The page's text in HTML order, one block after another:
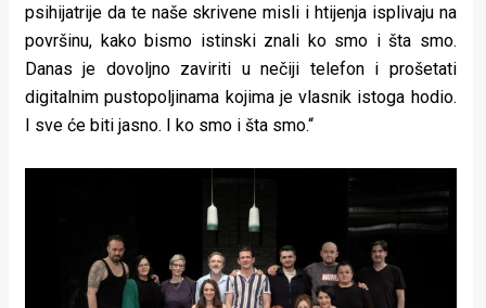
psihijatrije da te naše skrivene misli i htijenja isplivaju na
površinu, kako bismo istinski znali ko smo i šta smo.
Danas je dovoljno zaviriti u nečiji telefon i prošetati
digitalnim pustopoljinama kojima je vlasnik istoga hodio.
I sve će biti jasno. I ko smo i šta smo.“